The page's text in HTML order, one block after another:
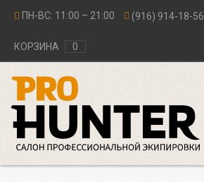
ПН-ВС: 11:00 – 21:00 (916) 914-18-56
КОРЗИНА 0